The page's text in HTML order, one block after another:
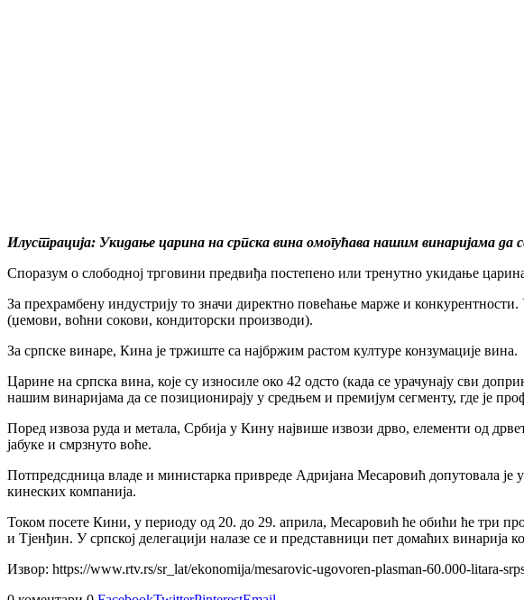
Илустрација: Укидање царина на српска вина омогућава нашим винаријама да
Споразум о слободној трговини предвиђа постепено или тренутно укидање
За прехрамбену индустрију то значи директно повећање марже и
(џемови, воћни сокови, кондиторски производи).
За српске винаре, Кина је тржиште са најбржим растом културе конзумације вина.
Царине на српска вина, које су износиле око 42 одсто (када се урачунају сви
нашим винаријама да се позиционирају у средњем и премијум сегменту, где је
Поред извоза руда и метала, Србија у Кину највише извози дрво, елементи од
јабуке и смрзнуто воће.
Потпредсдница владе и министарка привреде Адријана Месаровић допутовала
кинеских компанија.
Током посете Кини, у периоду од 20. до 29. априла, Месаровић ће обићи ће три
и Тјенђин. У српској делегацији налазе се и представници пет домаћих
Извор: https://www.rtv.rs/sr_lat/ekonomija/mesarovic-ugovoren-plasman-60.000-litara-